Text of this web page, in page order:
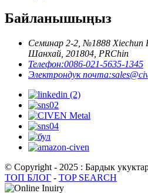
Байланышыңыз
Семинар 2-2, №1888 Xiechun
Шанхай, 201804, PRChin
Телефон:0086-021-5635-1345
Электрондук почта:
© Copyright - 2025 : Бардык
ТОП БЛОГ - TOP SEARCH